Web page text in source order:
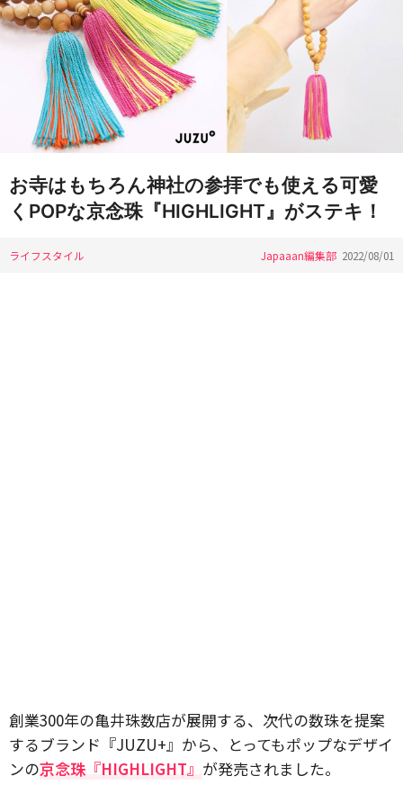
お寺はもちろん神社の参拝でも使える可愛
くPOPな京念珠『HIGHLIGHT』がステキ！
ライフスタイル Japaaan編集部 2022/08/01
創業300年の亀井珠数店が展開する、次代の数珠を提案
するブランド『JUZU+』から、とってもポップなデザイ
ンの京念珠『HIGHLIGHT』 が発売されました。